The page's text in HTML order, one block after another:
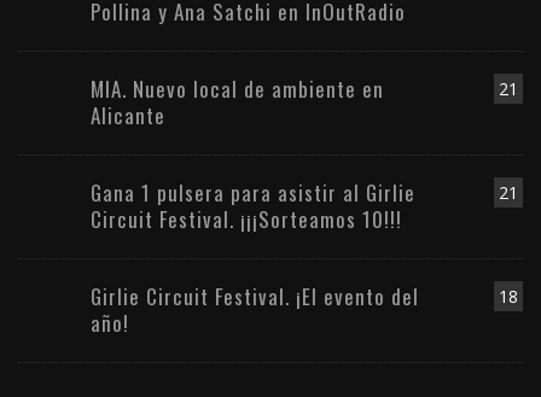
Pollina y Ana Satchi en InOutRadio
21
MIA. Nuevo local de ambiente en
Alicante
21
Gana 1 pulsera para asistir al Girlie
Circuit Festival. ¡¡¡Sorteamos 10!!!
18
Girlie Circuit Festival. ¡El evento del
año!